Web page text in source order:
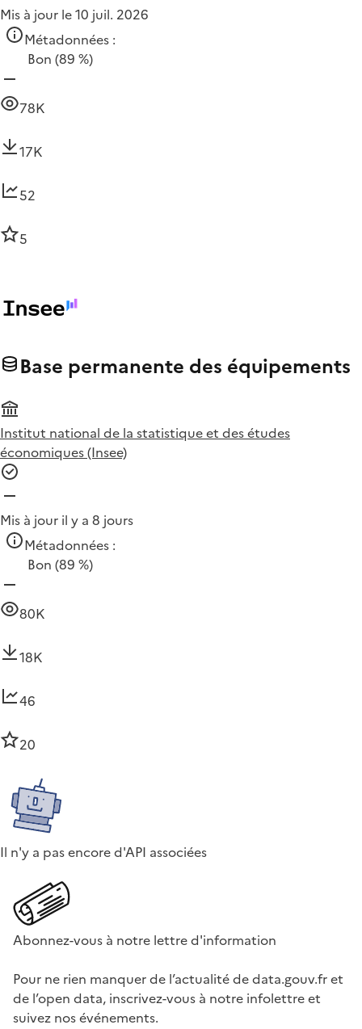
Mis à jour le 10 juil. 2026
Métadonnées :
Bon (89 %)
78K
17K
52
5
Base permanente des équipements
Institut national de la statistique et des études
économiques (Insee)
Mis à jour il y a 8 jours
Métadonnées :
Bon (89 %)
80K
18K
46
20
Il n'y a pas encore d'API associées
Abonnez-vous à notre lettre d'information
Pour ne rien manquer de l’actualité de data.gouv.fr et
de l’open data, inscrivez-vous à notre infolettre et
suivez nos événements.